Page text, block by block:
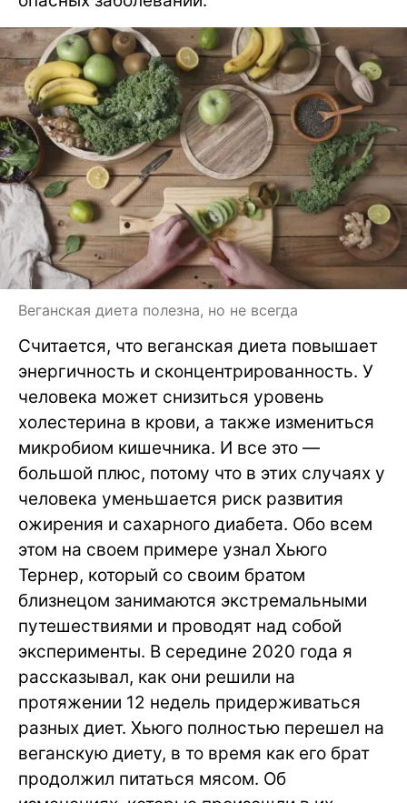
Веганская диета полезна, но не всегда
Считается, что веганская диета повышает
энергичность и сконцентрированность. У
человека может снизиться уровень
холестерина в крови, а также измениться
микробиом кишечника. И все это —
большой плюс, потому что в этих случаях у
человека уменьшается риск развития
ожирения и сахарного диабета. Обо всем
этом на своем примере узнал Хьюго
Тернер, который со своим братом
близнецом занимаются экстремальными
путешествиями и проводят над собой
эксперименты. В середине 2020 года я
рассказывал, как они решили на
протяжении 12 недель придерживаться
разных диет. Хьюго полностью перешел на
веганскую диету, в то время как его брат
продолжил питаться мясом. Об